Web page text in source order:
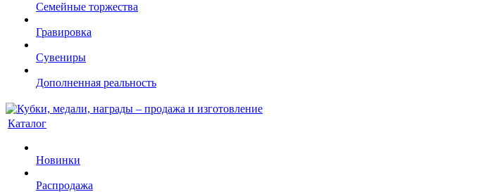
Семейные торжества
Гравировка
Сувениры
Дополненная реальность
Каталог
Новинки
Распродажа